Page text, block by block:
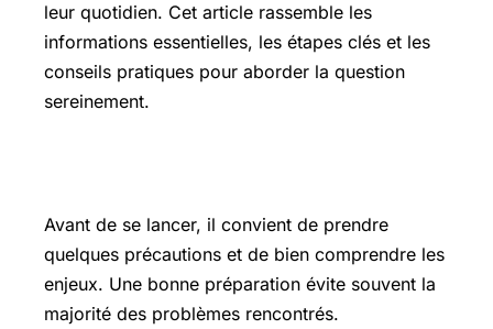
leur quotidien. Cet article rassemble les
informations essentielles, les étapes clés et les
conseils pratiques pour aborder la question
sereinement.
Avant de se lancer, il convient de prendre
quelques précautions et de bien comprendre les
enjeux. Une bonne préparation évite souvent la
majorité des problèmes rencontrés.